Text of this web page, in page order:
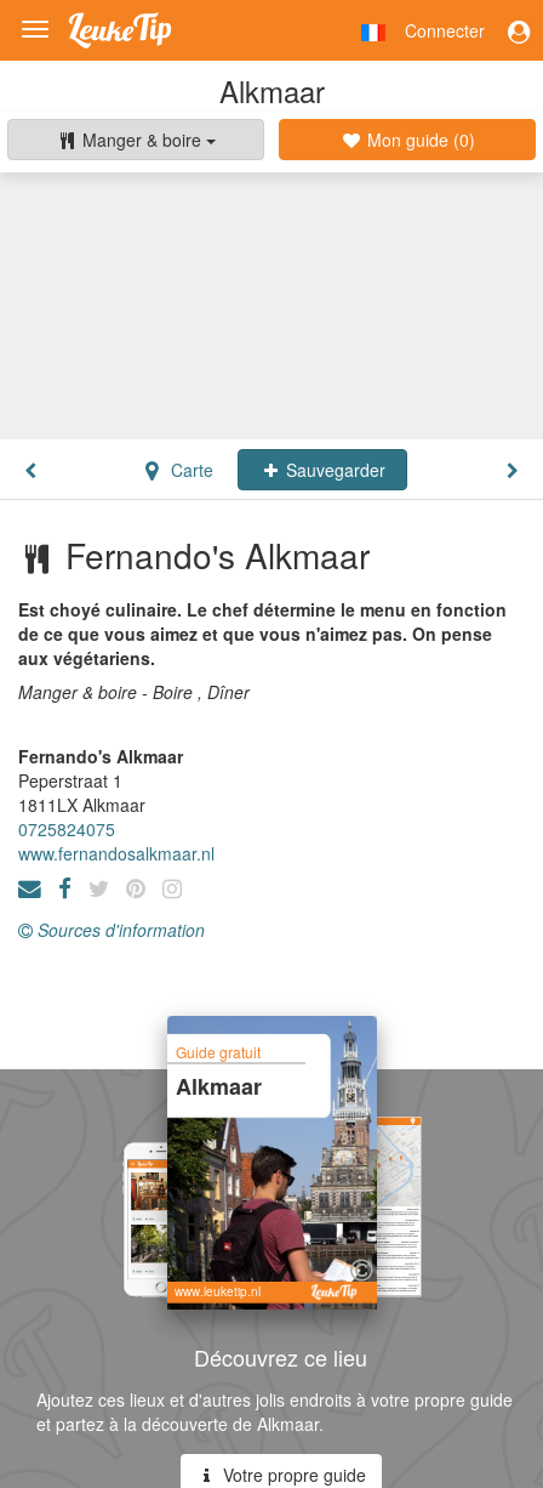
Toggle
navigation
Connecter
Alkmaar
Manger & boire Mon guide (0)
Carte Sauvegarder
Fernando's Alkmaar
Est choyé culinaire. Le chef détermine le menu en fonction
de ce que vous aimez et que vous n'aimez pas. On pense
aux végétariens.
Manger & boire - Boire , Dîner
Fernando's Alkmaar
Peperstraat 1
1811LX Alkmaar
0725824075
www.fernandosalkmaar.nl
Sources d'information
Guide gratuit
Alkmaar
www.leuketip.nl
Découvrez ce lieu
Ajoutez ces lieux et d'autres jolis endroits à votre propre guide
et partez à la découverte de Alkmaar.
Votre propre guide